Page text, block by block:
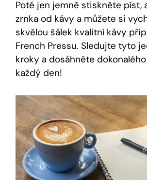
Poté jen jemně stiskněte píst,
zrnka od kávy a můžete si
skvělou šálek kvalitní kávy
French Pressu. Sledujte tyto
kroky a dosáhněte
každý den!